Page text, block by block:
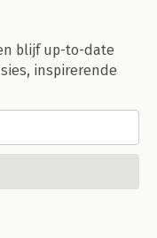
blijf up-to-date
inspirerende